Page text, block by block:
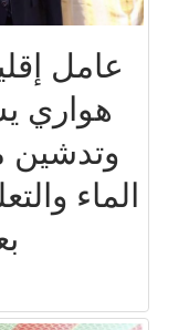
عامل
هواري
وتدشين
الماء